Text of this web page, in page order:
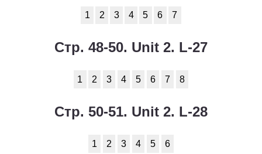
1 2 3 4 5 6 7
Стр. 48-50. Unit 2. L-27
1 2 3 4 5 6 7 8
Стр. 50-51. Unit 2. L-28
1 2 3 4 5 6